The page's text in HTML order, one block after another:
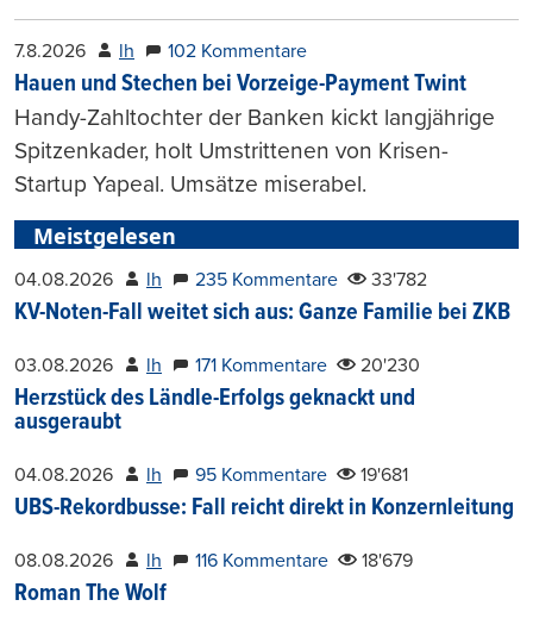
7.8.2026 lh 102 Kommentare
Hauen und Stechen bei Vorzeige-Payment Twint
Handy-Zahltochter der Banken kickt langjährige
Spitzenkader, holt Umstrittenen von Krisen-
Startup Yapeal. Umsätze miserabel.
Meistgelesen
04.08.2026 lh 235 Kommentare 33'782
KV-Noten-Fall weitet sich aus: Ganze Familie bei ZKB
03.08.2026 lh 171 Kommentare 20'230
Herzstück des Ländle-Erfolgs geknackt und
ausgeraubt
04.08.2026 lh 95 Kommentare 19'681
UBS-Rekordbusse: Fall reicht direkt in Konzernleitung
08.08.2026 lh 116 Kommentare 18'679
Roman The Wolf